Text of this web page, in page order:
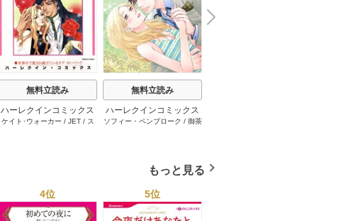
無料立読み
ハーレクインコミックス
セット 2026年 vol.1001
ケイト･ウォーカー / JET/ ス
無料立読み
ハーレクインコミックス
セット 2026年 vol.1062
ソフィー・ペンブローク / 御茶
一ノ関りん子
N
e
x
t
もっと見る
4位 5位